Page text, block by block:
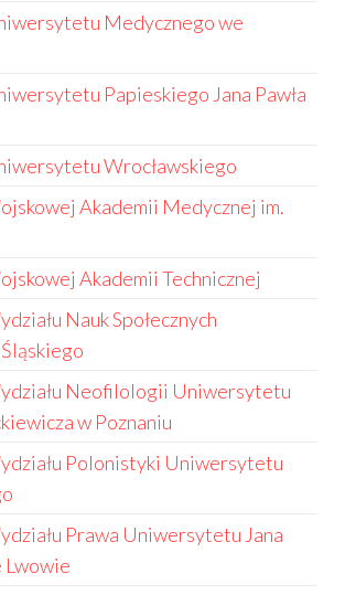
Medycznego we
Papieskiego Jana Pawła
Wrocławskiego
Akademii Medycznej im.
Akademii Technicznej
Nauk Społecznych
Neofilologii Uniwersytetu
w Poznaniu
Polonistyki Uniwersytetu
Prawa Uniwersytetu Jana
Lwowie